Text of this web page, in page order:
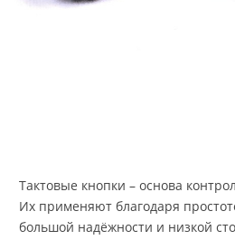
Тактовые кнопки – основа
Их применяют благодаря
большой надёжности и низкой